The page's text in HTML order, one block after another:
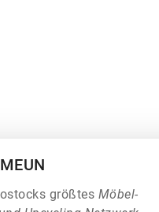
größtes Möbel-